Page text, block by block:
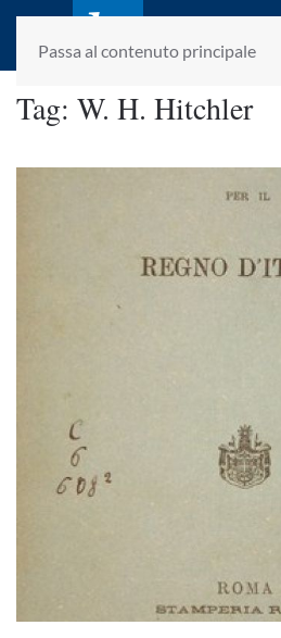
Passa al contenuto principale
fondato da
Tag: W. H. Hitchler